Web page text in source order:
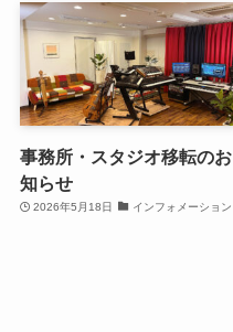
事務所・スタジオ移転のお
知らせ
2026年5月18日 インフォメーション